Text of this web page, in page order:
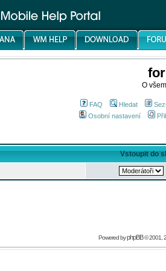
O
FAQ Hledat
Osobní nastavení
Vstoupit do
Powered byphpBB© 2001,